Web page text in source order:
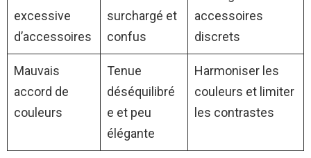
excessive
d’accessoires
surchargé et
confus
accessoires
discrets
Mauvais
accord de
couleurs
Tenue
déséquilibré
e et peu
élégante
Harmoniser les
couleurs et limiter
les contrastes